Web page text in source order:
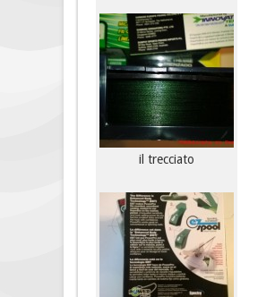
il trecciato